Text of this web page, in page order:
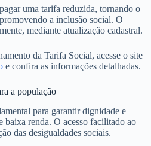
uma tarifa reduzida, tornando o
a inclusão social. O
mediante atualização cadastral.
da Tarifa Social, acesse o site
e confira as informações detalhadas.
a população
para garantir dignidade e
baixa renda. O acesso facilitado ao
das desigualdades sociais.